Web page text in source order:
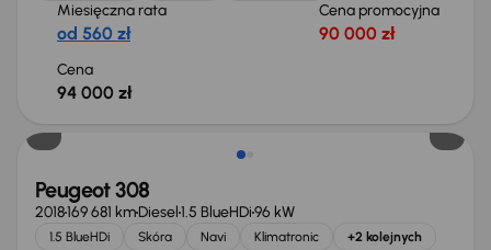
Miesięczna rata
od 560 zł
Cena promocyjna
90 000 zł
Cena
94 000 zł
Peugeot 308
2018169 681 kmDiesel1.5 BlueHDi96 kW
1.5 BlueHDi Skóra Navi Klimatronic +2 kolejnych